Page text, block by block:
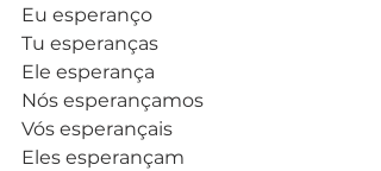
Eu esperanço
Tu esperanças
Ele esperança
Nós esperançamos
Vós esperançais
Eles esperançam